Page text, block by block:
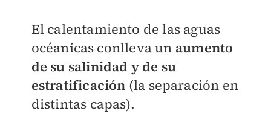
El calentamiento de las aguas
océanicas conlleva un aumento
de su salinidad y de su
estratificación (la separación en
distintas capas).